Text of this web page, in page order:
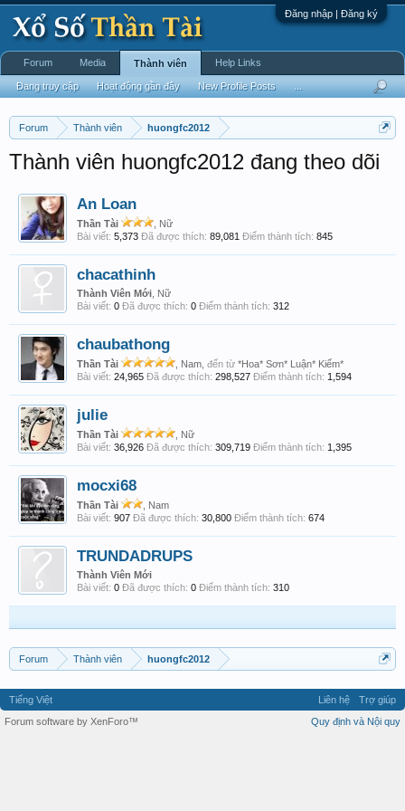
Đăng nhập | Đăng ký
Forum Thành viên huongfc2012
Thành viên huongfc2012 đang theo dõi
An Loan
Thần Tài
, Nữ
Bài viết: 5,373 Đã được thích: 89,081 Điểm thành tích: 845
chacathinh
Thành Viên Mới , Nữ
Bài viết: 0 Đã được thích: 0 Điểm thành tích: 312
chaubathong
Thần Tài , Nam, đến từ *Hoa* Sơn* Luận* Kiếm*
Bài viết: 24,965 Đã được thích: 298,527 Điểm thành tích: 1,594
julie
Thần Tài
, Nữ
Bài viết: 36,926 Đã được thích: 309,719 Điểm thành tích: 1,395
mocxi68
Thần Tài
, Nam
Bài viết: 907 Đã được thích: 30,800 Điểm thành tích: 674
TRUNDADRUPS
Thành Viên Mới
Bài viết: 0 Đã được thích: 0 Điểm thành tích: 310
Forum Thành viên huongfc2012
Forum Media Thành viên
Đang truy cập Hoạt động gần đây New Profile Posts
Help Links
Tiếng Việt Liên hệ
Trợ giúp
Quy định và Nội quy
Forum software by XenForo™